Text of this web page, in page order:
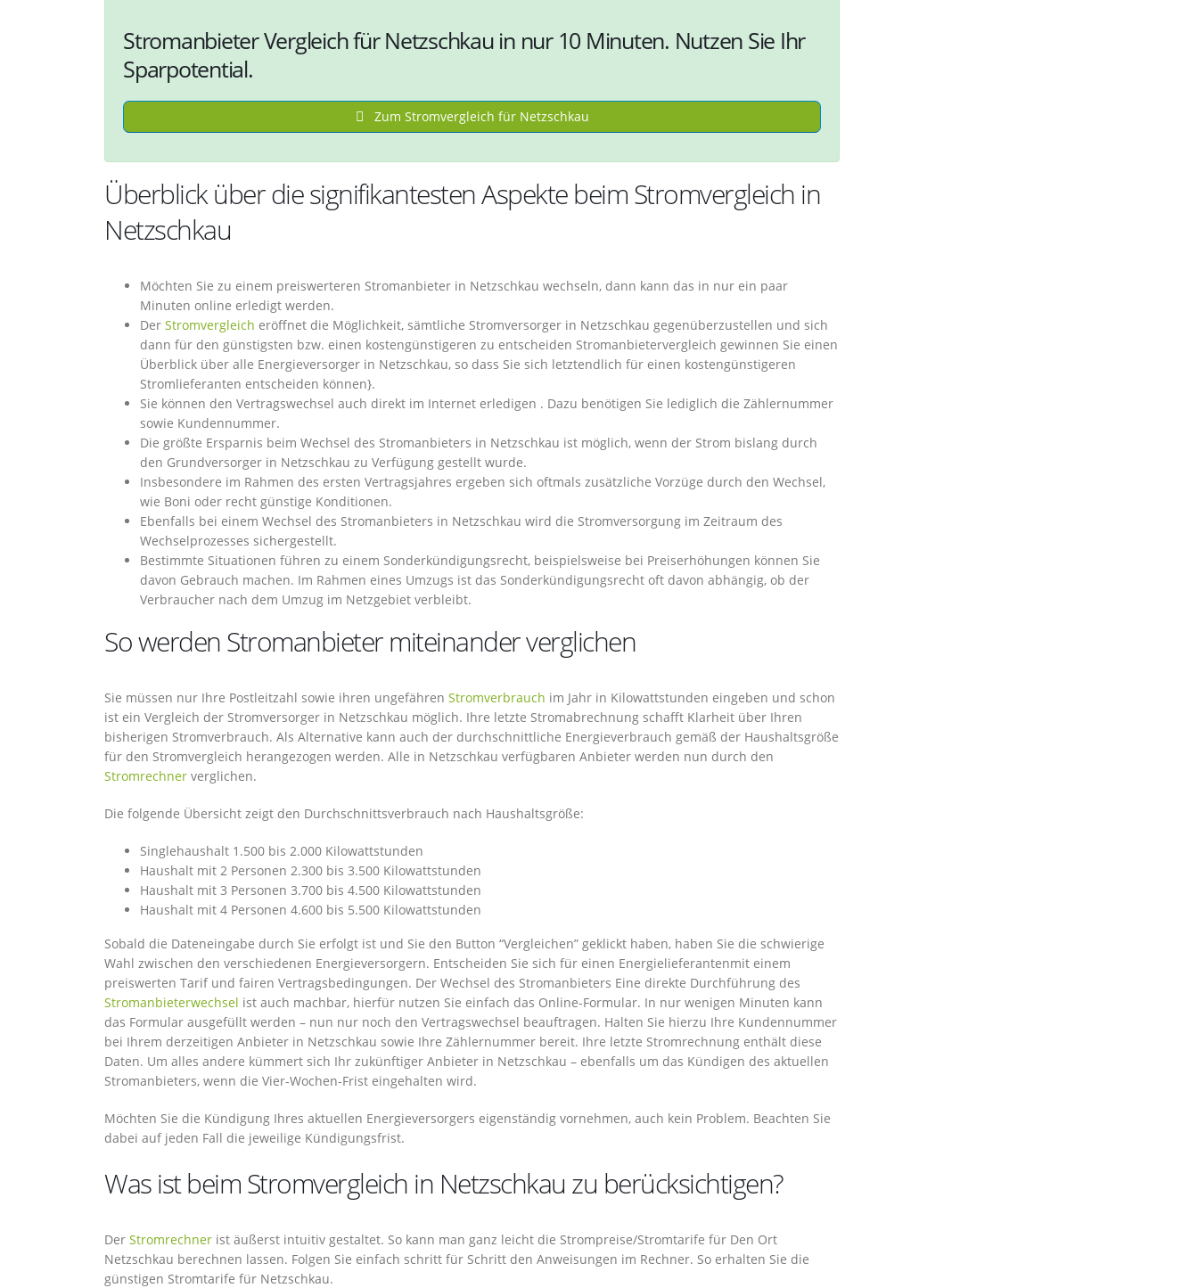
Stromanbieter Vergleich für Netzschkau in nur 10 Minuten. Nutzen Sie Ihr
Sparpotential.
Zum Stromvergleich für Netzschkau
Überblick über die signifikantesten Aspekte beim Stromvergleich in
Netzschkau
Möchten Sie zu einem preiswerteren Stromanbieter in Netzschkau wechseln, dann kann das in nur ein paar
Minuten online erledigt werden.
Der Stromvergleich eröffnet die Möglichkeit, sämtliche Stromversorger in Netzschkau gegenüberzustellen und sich
dann für den günstigsten bzw. einen kostengünstigeren zu entscheiden Stromanbietervergleich gewinnen Sie einen
Überblick über alle Energieversorger in Netzschkau, so dass Sie sich letztendlich für einen kostengünstigeren
Stromlieferanten entscheiden können}.
Sie können den Vertragswechsel auch direkt im Internet erledigen . Dazu benötigen Sie lediglich die Zählernummer
sowie Kundennummer.
Die größte Ersparnis beim Wechsel des Stromanbieters in Netzschkau ist möglich, wenn der Strom bislang durch
den Grundversorger in Netzschkau zu Verfügung gestellt wurde.
Insbesondere im Rahmen des ersten Vertragsjahres ergeben sich oftmals zusätzliche Vorzüge durch den Wechsel,
wie Boni oder recht günstige Konditionen.
Ebenfalls bei einem Wechsel des Stromanbieters in Netzschkau wird die Stromversorgung im Zeitraum des
Wechselprozesses sichergestellt.
Bestimmte Situationen führen zu einem Sonderkündigungsrecht, beispielsweise bei Preiserhöhungen können Sie
davon Gebrauch machen. Im Rahmen eines Umzugs ist das Sonderkündigungsrecht oft davon abhängig, ob der
Verbraucher nach dem Umzug im Netzgebiet verbleibt.
So werden Stromanbieter miteinander verglichen
Sie müssen nur Ihre Postleitzahl sowie ihren ungefähren Stromverbrauch im Jahr in Kilowattstunden eingeben und schon
ist ein Vergleich der Stromversorger in Netzschkau möglich. Ihre letzte Stromabrechnung schafft Klarheit über Ihren
bisherigen Stromverbrauch. Als Alternative kann auch der durchschnittliche Energieverbrauch gemäß der Haushaltsgröße
für den Stromvergleich herangezogen werden. Alle in Netzschkau verfügbaren Anbieter werden nun durch den
Stromrechner verglichen.
Die folgende Übersicht zeigt den Durchschnittsverbrauch nach Haushaltsgröße:
Singlehaushalt 1.500 bis 2.000 Kilowattstunden
Haushalt mit 2 Personen 2.300 bis 3.500 Kilowattstunden
Haushalt mit 3 Personen 3.700 bis 4.500 Kilowattstunden
Haushalt mit 4 Personen 4.600 bis 5.500 Kilowattstunden
Sobald die Dateneingabe durch Sie erfolgt ist und Sie den Button “Vergleichen” geklickt haben, haben Sie die schwierige
Wahl zwischen den verschiedenen Energieversorgern. Entscheiden Sie sich für einen Energielieferantenmit einem
preiswerten Tarif und fairen Vertragsbedingungen. Der Wechsel des Stromanbieters Eine direkte Durchführung des
Stromanbieterwechsel ist auch machbar, hierfür nutzen Sie einfach das Online-Formular. In nur wenigen Minuten kann
das Formular ausgefüllt werden – nun nur noch den Vertragswechsel beauftragen. Halten Sie hierzu Ihre Kundennummer
bei Ihrem derzeitigen Anbieter in Netzschkau sowie Ihre Zählernummer bereit. Ihre letzte Stromrechnung enthält diese
Daten. Um alles andere kümmert sich Ihr zukünftiger Anbieter in Netzschkau – ebenfalls um das Kündigen des aktuellen
Stromanbieters, wenn die Vier-Wochen-Frist eingehalten wird.
Möchten Sie die Kündigung Ihres aktuellen Energieversorgers eigenständig vornehmen, auch kein Problem. Beachten Sie
dabei auf jeden Fall die jeweilige Kündigungsfrist.
Was ist beim Stromvergleich in Netzschkau zu berücksichtigen?
Der Stromrechner ist äußerst intuitiv gestaltet. So kann man ganz leicht die Strompreise/Stromtarife für Den Ort
Netzschkau berechnen lassen. Folgen Sie einfach schritt für Schritt den Anweisungen im Rechner. So erhalten Sie die
günstigen Stromtarife für Netzschkau.